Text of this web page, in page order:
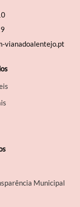
vianadoalentejo.pt
Municipal